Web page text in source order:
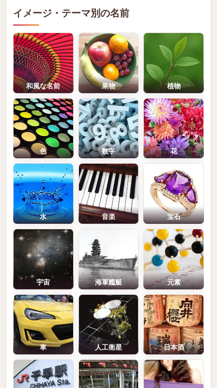
イメージ・テーマ別の名前
和風な名前 果物 植物
色 数字 花
水 音楽 宝石
宇宙 海軍艦艇 元素
車 人工衛星 日本酒